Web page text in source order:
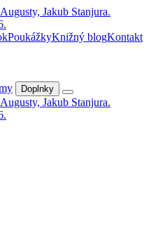
PoukážkyKnižný blogKontakt
Doplnky